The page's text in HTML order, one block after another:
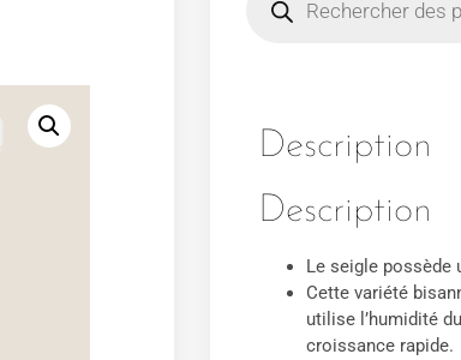
Description
Description
Le seigle possède
Cette variété
utilise l’humidité
croissance rapide.